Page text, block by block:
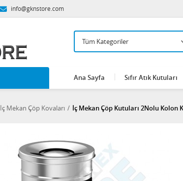
info@gknstore.com
Ana Sayfa Sıfır Atık Kutuları
İç Mekan Çöp Kovaları İç Mekan Çöp Kutuları 2Nolu Kolon